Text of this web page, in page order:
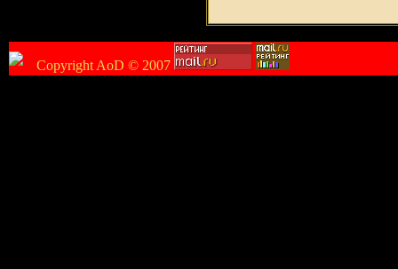
Copyright AoD © 2007